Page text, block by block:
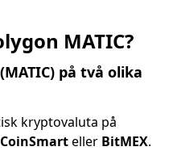
MATIC?
på två olika
kryptovaluta på
CoinSmarteller BitMEX.